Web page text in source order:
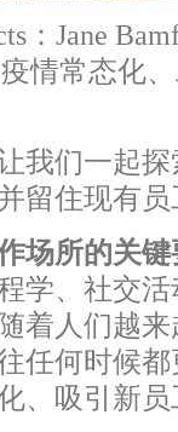
Jane
情常态化
我们一起
留住现有员
场所的关键
学、社交
着人们越
任何时候
、吸引新